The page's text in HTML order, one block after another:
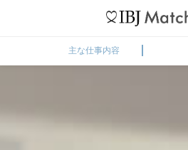
主な仕事内容